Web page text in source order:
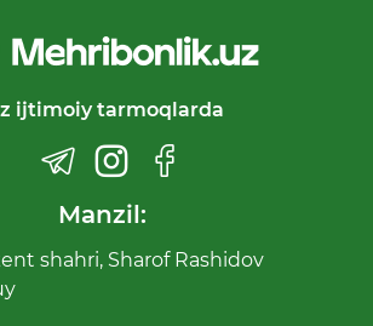
ijtimoiy tarmoqlarda
Manzil:
shahri, Sharof Rashidov